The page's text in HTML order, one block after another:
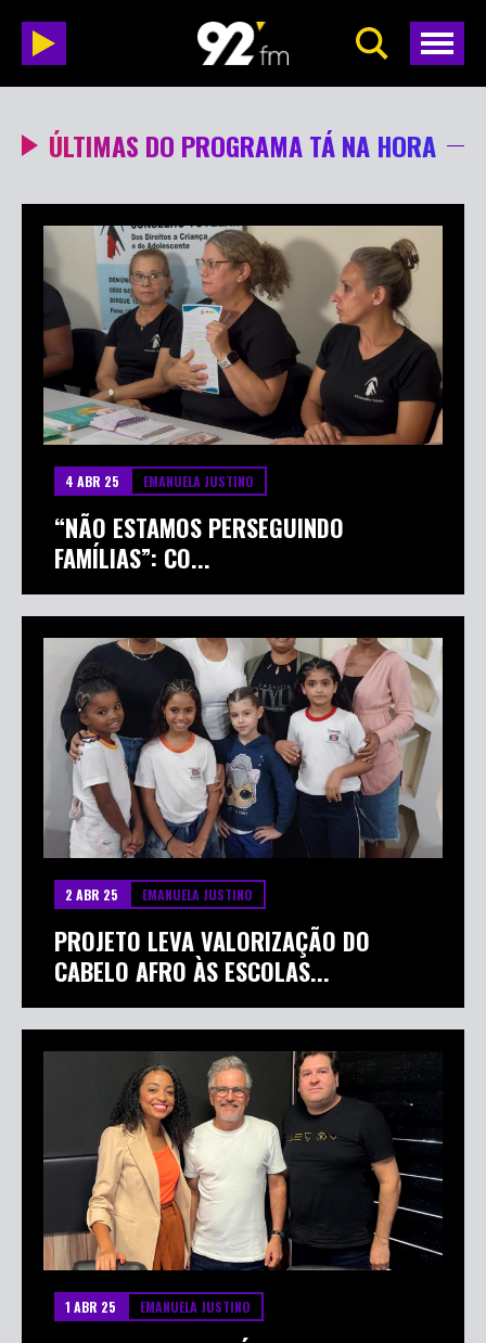
ÚLTIMAS DO PROGRAMA TÁ NA HORA
4 ABR 25 EMANUELA JUSTINO
“NÃO ESTAMOS PERSEGUINDO
FAMÍLIAS”: CO...
2 ABR 25 EMANUELA JUSTINO
PROJETO LEVA VALORIZAÇÃO DO
CABELO AFRO ÀS ESCOLAS...
1 ABR 25 EMANUELA JUSTINO